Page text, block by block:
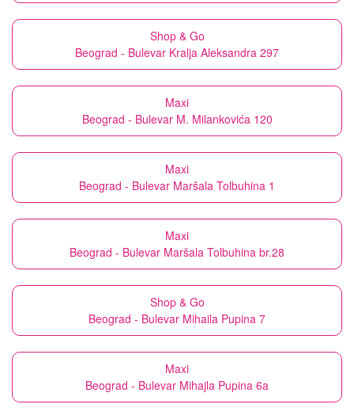
Shop & Go
Beograd - Bulevar Kralja Aleksandra 297
Maxi
Beograd - Bulevar M. Milankovića 120
Maxi
Beograd - Bulevar Maršala Tolbuhina 1
Maxi
Beograd - Bulevar Maršala Tolbuhina br.28
Shop & Go
Beograd - Bulevar Mihaila Pupina 7
Maxi
Beograd - Bulevar Mihajla Pupina 6a